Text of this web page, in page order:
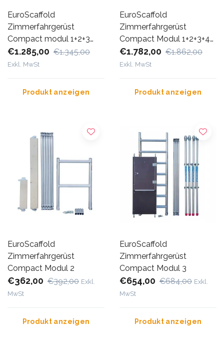
EuroScaffold
Zimmerfahrgerüst
Compact modul 1+2+3
Arbeitshöhe 5,5 m
€1.285,00 €1.345,00
Exkl. MwSt
Produkt anzeigen
EuroScaffold
Zimmerfahrgerüst
Compact Modul 1+2+3+4
Arbeitshöhe 7,5 m
€1.782,00 €1.862,00
Exkl. MwSt
Produkt anzeigen
EuroScaffold
Zimmerfahrgerüst
Compact Modul 2
€362,00 €392,00 Exkl.
MwSt
Produkt anzeigen
EuroScaffold
Zimmerfahrgerüst
Compact Modul 3
€654,00 €684,00 Exkl.
MwSt
Produkt anzeigen